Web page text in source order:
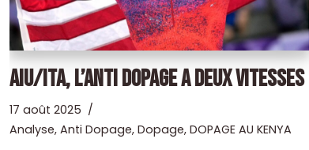
AIU/ITA, L’ANTI DOPAGE A DEUX VITESSES
17 août 2025
Analyse, Anti Dopage, Dopage, DOPAGE AU KENYA